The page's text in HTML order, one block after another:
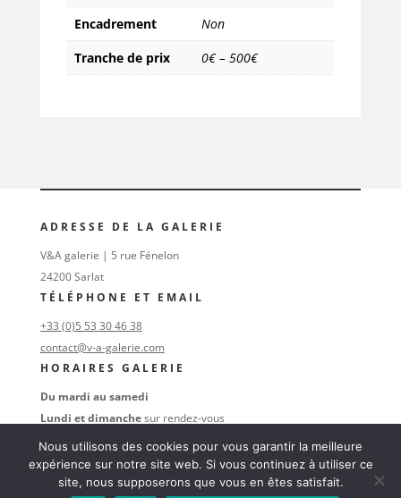
Encadrement
Non
Tranche de prix
0€ – 500€
ADRESSE DE LA GALERIE
V&A galerie | 5 rue Fénelon
24200 Sarlat
TÉLÉPHONE ET EMAIL
+33 (0)5 53 30 46 38
contact@v-a-galerie.com
HORAIRES GALERIE
Du mardi au samedi
Lundi et dimanchesur rendez-vous
au
+33 (0)6 16 74 47 38
SUIVEZ-NOUS
Nous utilisons des cookies pour vous garantir la meilleure
expérience sur notre site web. Si vous continuez à utiliser ce
site, nous supposerons que vous en êtes satisfait.